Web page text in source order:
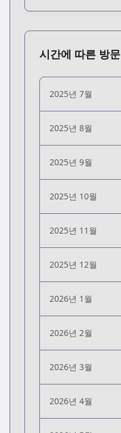
시간에 따른 방문
2025년 7월
2025년 8월
2025년 9월
2025년 10월
2025년 11월
2025년 12월
2026년 1월
2026년 2월
2026년 3월
2026년 4월